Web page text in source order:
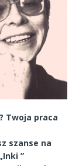
Twoja praca
szanse na
„Inki ”